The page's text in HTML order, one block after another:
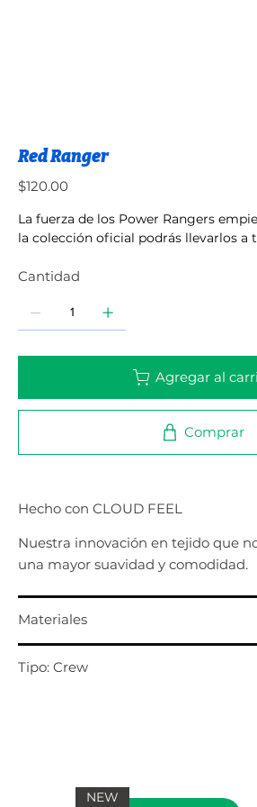
Red Ranger
Precio
$120.00
La fuerza de los Power Rangers
la colección oficial podrás llevarlos a
Cantidad
Agregar al
Comprar
Hecho con CLOUD FEEL
Nuestra innovación en tejido que
una mayor suavidad y comodidad.
Materiales
Tipo: Crew
NEW